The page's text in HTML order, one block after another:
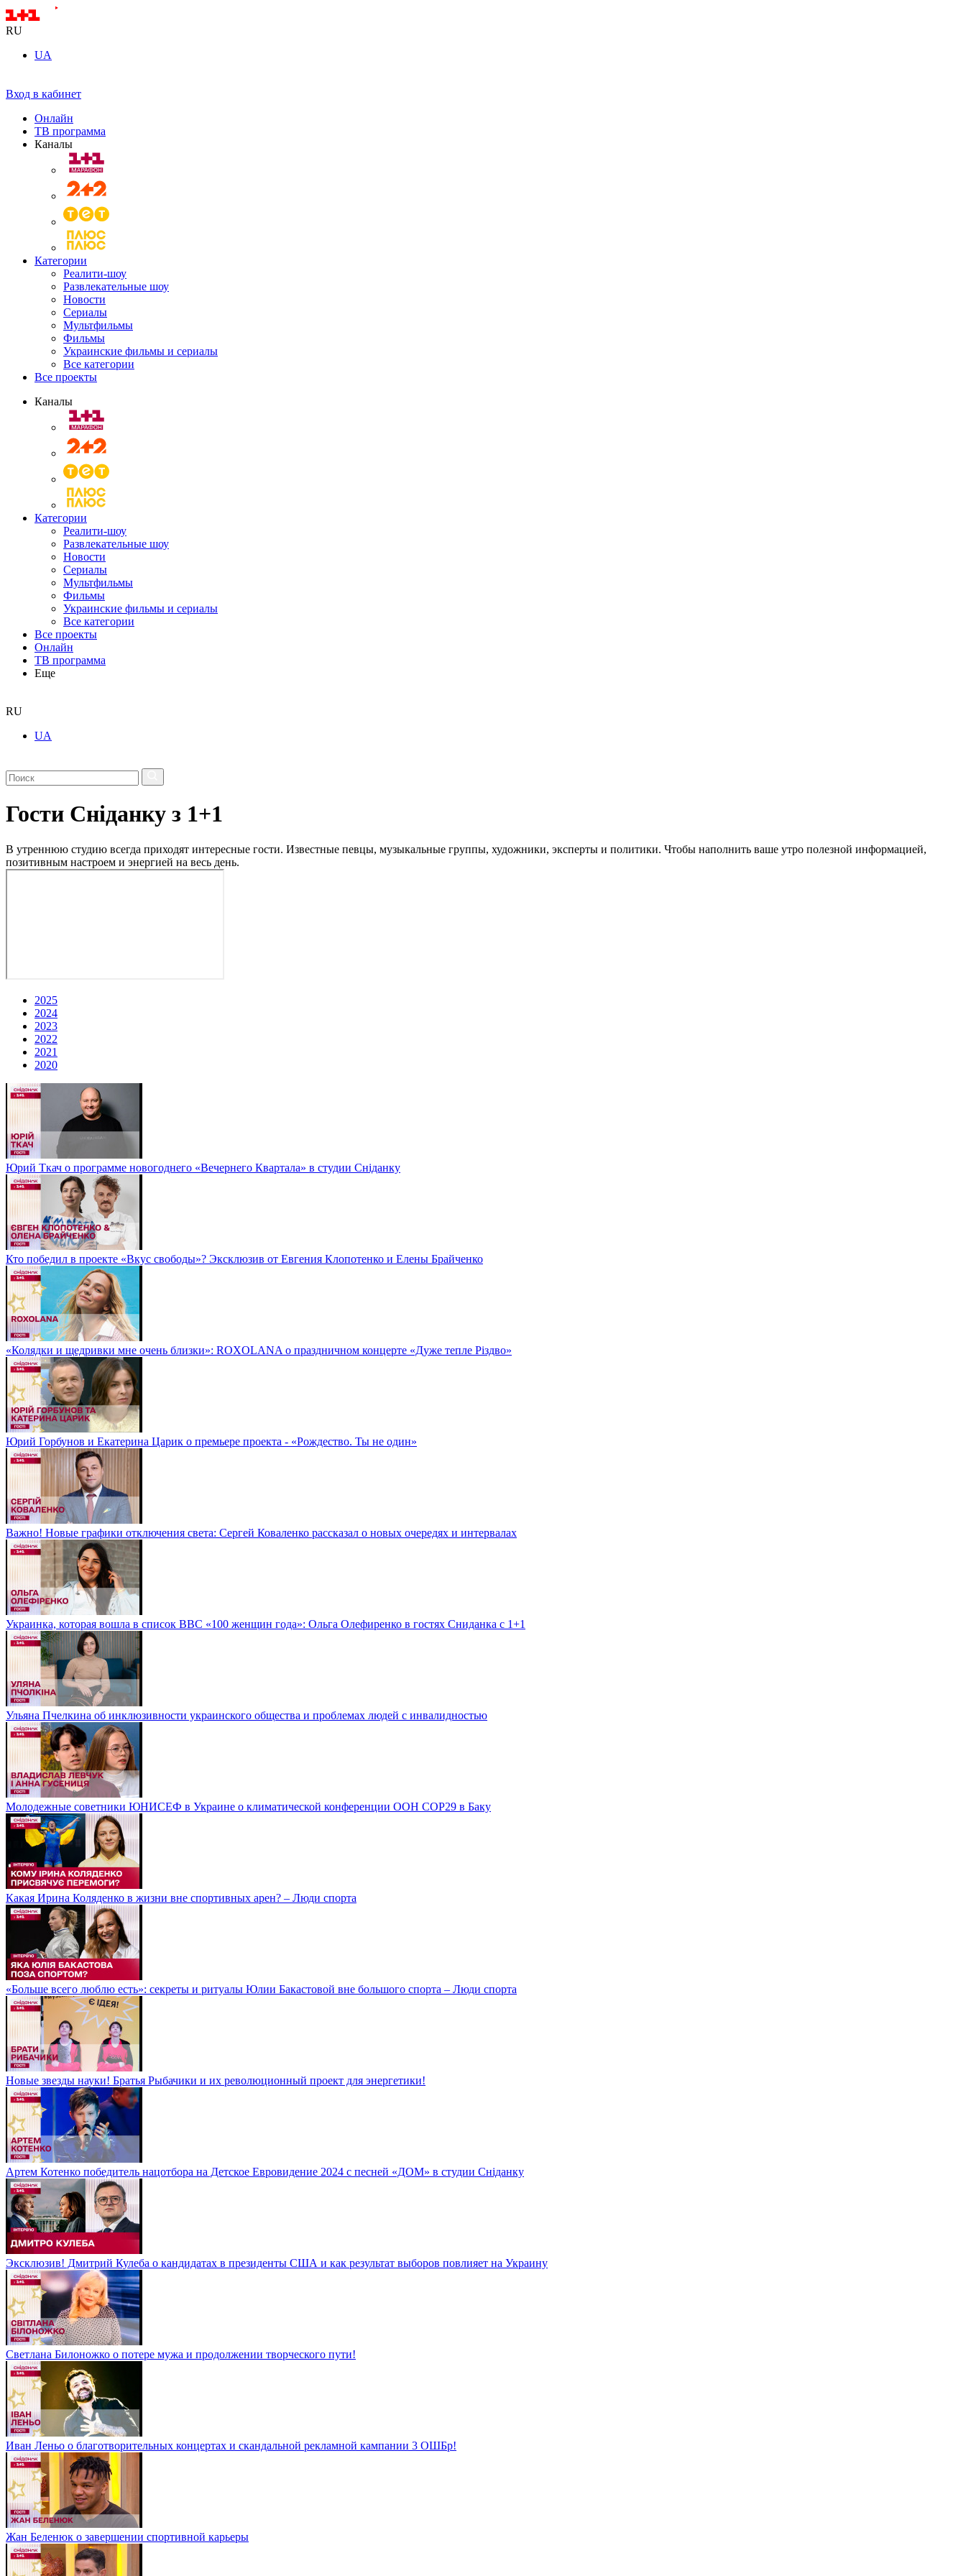
RU
UA
Вход в кабинет
Онлайн
ТВ программа
Каналы
Категории
Реалити-шоу
Развлекательные шоу
Новости
Сериалы
Мультфильмы
Фильмы
Украинские фильмы и сериалы
Все категории
Все проекты
Каналы
Категории
Реалити-шоу
Развлекательные шоу
Новости
Сериалы
Мультфильмы
Фильмы
Украинские фильмы и сериалы
Все категории
Все проекты
Онлайн
ТВ программа
Еще
RU
UA
Гости Сніданку з 1+1
В утреннюю студию всегда приходят интересные гости. Известные певцы, музыкальные группы, художники, эксперты и политики. Чтобы наполнить ваше утро полезной информацией,
позитивным настроем и энергией на весь день.
2025
2024
2023
2022
2021
2020
Юрий Ткач о программе новогоднего «Вечернего Квартала» в студии Сніданку
Кто победил в проекте «Вкус свободы»? Эксклюзив от Евгения Клопотенко и Елены Брайченко
«Колядки и щедривки мне очень близки»: ROXOLANA о праздничном концерте «Дуже тепле Різдво»
Юрий Горбунов и Екатерина Царик о премьере проекта - «Рождество. Ты не один»
Важно! Новые графики отключения света: Сергей Коваленко рассказал о новых очередях и интервалах
Украинка, которая вошла в список BBC «100 женщин года»: Ольга Олефиренко в гостях Сниданка с 1+1
Ульяна Пчелкина об инклюзивности украинского общества и проблемах людей с инвалидностью
Молодежные советники ЮНИСЕФ в Украине о климатической конференции ООН COP29 в Баку
Какая Ирина Коляденко в жизни вне спортивных арен? – Люди спорта
«Больше всего люблю есть»: секреты и ритуалы Юлии Бакастовой вне большого спорта – Люди спорта
Новые звезды науки! Братья Рыбачики и их революционный проект для энергетики!
Артем Котенко победитель нацотбора на Детское Евровидение 2024 с песней «ДОМ» в студии Сніданку
Эксклюзив! Дмитрий Кулеба о кандидатах в президенты США и как результат выборов повлияет на Украину
Светлана Билоножко о потере мужа и продолжении творческого пути!
Иван Леньо о благотворительных концертах и скандальной рекламной кампании 3 ОШБр!
Жан Беленюк о завершении спортивной карьеры